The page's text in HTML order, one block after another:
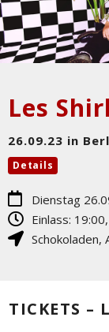
26.09.23 in
Details
Dienstag
Einlass:
Schokoladen,
TICKETS –